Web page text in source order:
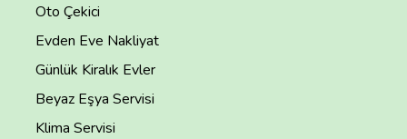
Oto Çekici
Evden Eve Nakliyat
Günlük Kiralık Evler
Beyaz Eşya Servisi
Klima Servisi